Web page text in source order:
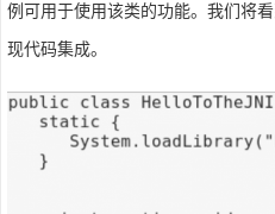
例可用于使用该类的功能。我们将
现代码集成。